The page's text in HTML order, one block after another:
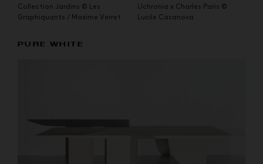
Collection Jardins © Les
Graphiquants / Maxime Verret
Uchronia x Charles Paris ©
Lucile Casanova
PURE WHITE